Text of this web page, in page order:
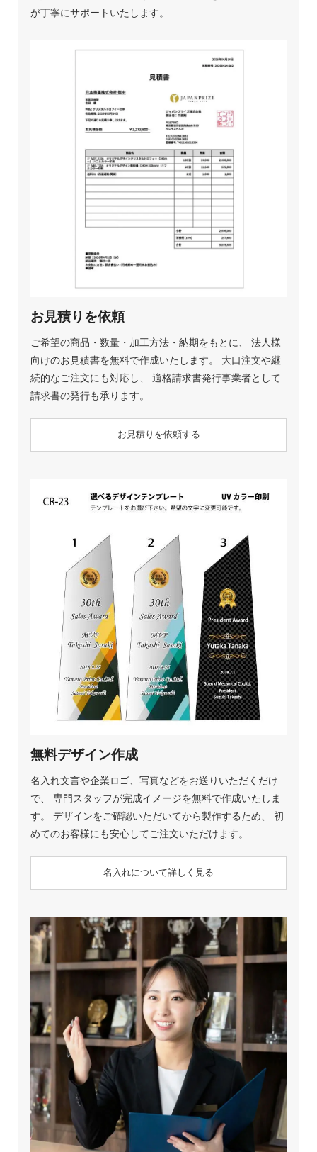
が丁寧にサポートいたします。
お見積りを依頼
ご希望の商品・数量・加工方法・納期をもとに、 法人様
向けのお見積書を無料で作成いたします。 大口注文や継
続的なご注文にも対応し、 適格請求書発行事業者として
請求書の発行も承ります。
お見積りを依頼する
無料デザイン作成
名入れ文言や企業ロゴ、写真などをお送りいただくだけ
で、 専門スタッフが完成イメージを無料で作成いたしま
す。 デザインをご確認いただいてから製作するため、 初
めてのお客様にも安心してご注文いただけます。
名入れについて詳しく見る